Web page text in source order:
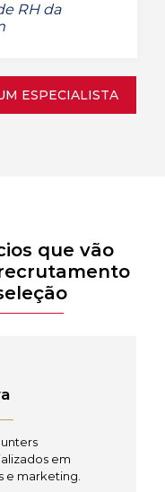
RH da
ESPECIALISTA
que vão
em
e marketing.